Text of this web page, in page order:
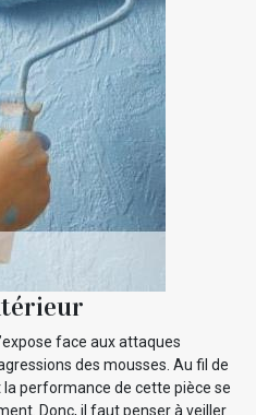
face aux attaques
des mousses. Au fil de
performance de cette pièce se
Donc, il faut penser à veiller